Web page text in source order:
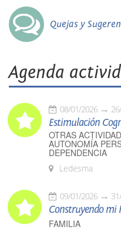
Quejas y
Agenda
08/01/2026
Estimulación
OTRAS
AUTONOMÍA
DEPENDENCIA
Ledesma
09/01/2026
Construyendo mi
FAMILIA